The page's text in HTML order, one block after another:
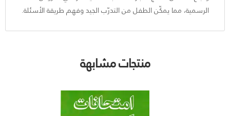
الرسمية، مما يمكّن الطفل من التدرّب الجيد وفهم طريقة الأسئلة.
منتجات مشابهة